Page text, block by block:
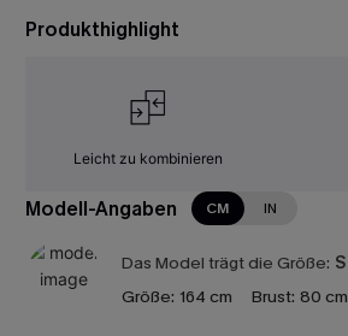
Produkthighlight
Leicht zu kombinieren
Modell-Angaben CM IN
Das Model trägt die Größe: S
Größe: 164 cm Brust: 80 cm